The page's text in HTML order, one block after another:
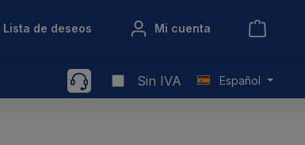
Lista de deseos Mi cuenta
Sin IVA Español